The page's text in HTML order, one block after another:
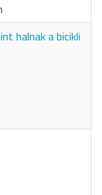
halnak a bicikli